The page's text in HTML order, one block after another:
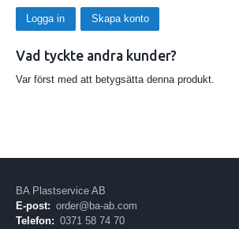
Logga in Skapa konto
Vad tyckte andra kunder?
Var först med att betygsätta denna produkt.
BA Plastservice AB
E-post: order@ba-ab.com
Telefon: 0371 58 74 70